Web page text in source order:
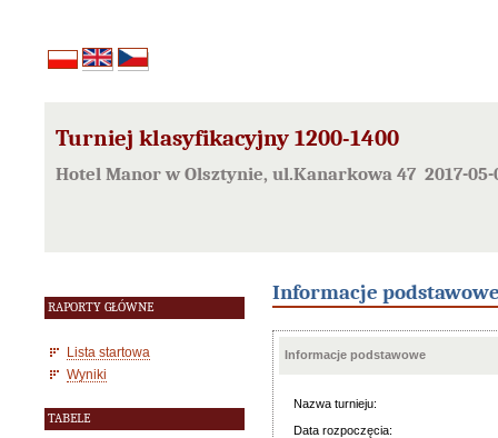
Turniej klasyfikacyjny 1200-1400
Hotel Manor w Olsztynie, ul.Kanarkowa 47 2017-05-
RAPORTY GŁÓWNE
Lista startowa
Wyniki
TABELE
Informacje
Informacje podstawowe
Nazwa turnieju:
Data rozpoczęcia: